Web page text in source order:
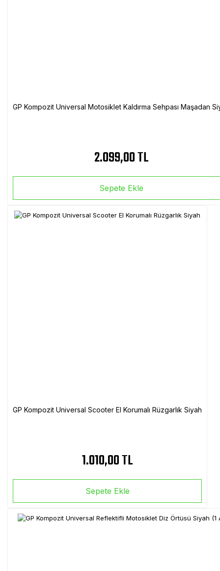
GP Kompozit Universal Motosiklet Kaldırma Sehpası Maşadan
2.099,00 TL
Sepete Ekle
GP Kompozit Universal Scooter El Korumalı Rüzgarlık Siyah
1.010,00 TL
Sepete Ekle